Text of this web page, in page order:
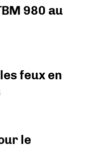
980 au
feux en
le